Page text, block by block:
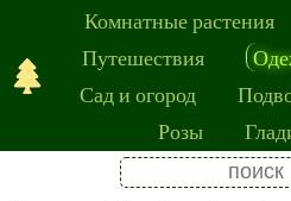
Комнатные растения
Путешествия
Сад и огород
Розы